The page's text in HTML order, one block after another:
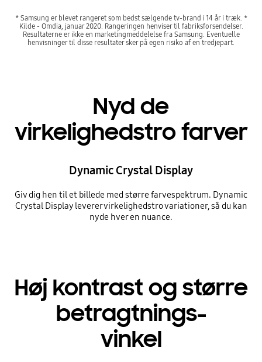
* Samsung er blevet rangeret som bedst sælgende tv-brand i 14 år i træk. *
Kilde - Omdia, januar 2020. Rangeringen henviser til fabriksforsendelser.
Resultaterne er ikke en marketingmeddelelse fra Samsung. Eventuelle
henvisninger til disse resultater sker på egen risiko af en tredjepart.
Nyd de
virkelighedstro farver
Dynamic Crystal Display
Giv dig hen til et billede med større farvespektrum. Dynamic
Crystal Display leverer virkelighedstro variationer, så du kan
nyde hver en nuance.
Høj kontrast og større
betragtnings-
vinkel